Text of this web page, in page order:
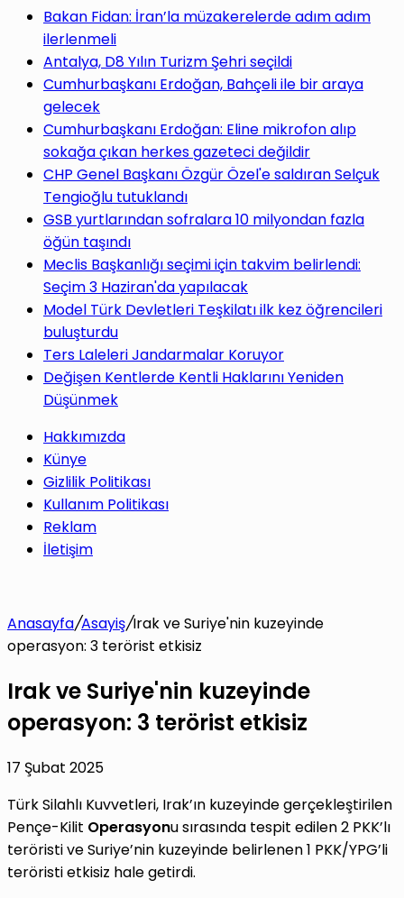
yap
...
Bakan Fidan: İran’la müzakerelerde adım adım
ilerlenmeli
Antalya, D8 Yılın Turizm Şehri seçildi
Cumhurbaşkanı Erdoğan, Bahçeli ile bir araya
gelecek
Cumhurbaşkanı Erdoğan: Eline mikrofon alıp
sokağa çıkan herkes gazeteci değildir
CHP Genel Başkanı Özgür Özel'e saldıran Selçuk
Tengioğlu tutuklandı
GSB yurtlarından sofralara 10 milyondan fazla
öğün taşındı
Meclis Başkanlığı seçimi için takvim belirlendi:
Seçim 3 Haziran'da yapılacak
Model Türk Devletleri Teşkilatı ilk kez öğrencileri
buluşturdu
Ters Laleleri Jandarmalar Koruyor
Değişen Kentlerde Kentli Haklarını Yeniden
Düşünmek
Hakkımızda
Künye
Gizlilik Politikası
Kullanım Politikası
Reklam
İletişim
Anasayfa/Asayiş/Irak ve Suriye'nin kuzeyinde
operasyon: 3 terörist etkisiz
Irak ve Suriye'nin kuzeyinde
operasyon: 3 terörist etkisiz
17 Şubat 2025
Türk Silahlı Kuvvetleri, Irak’ın kuzeyinde gerçekleştirilen
Pençe-Kilit Operasyonu sırasında tespit edilen 2 PKK’lı
teröristi ve Suriye’nin kuzeyinde belirlenen 1 PKK/YPG’li
teröristi etkisiz hale getirdi.